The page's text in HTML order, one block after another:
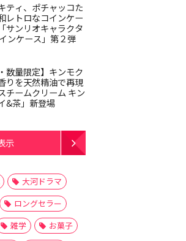
ティ、ポチャッコた
レトロなコインケー
サンリオキャラクタ
ンケース」第２弾
数量限定】キンモク
りを天然精油で再現
チームクリーム キン
&茶」新登場
示
大河ドラマ
ロングセラー
雑学
お菓子